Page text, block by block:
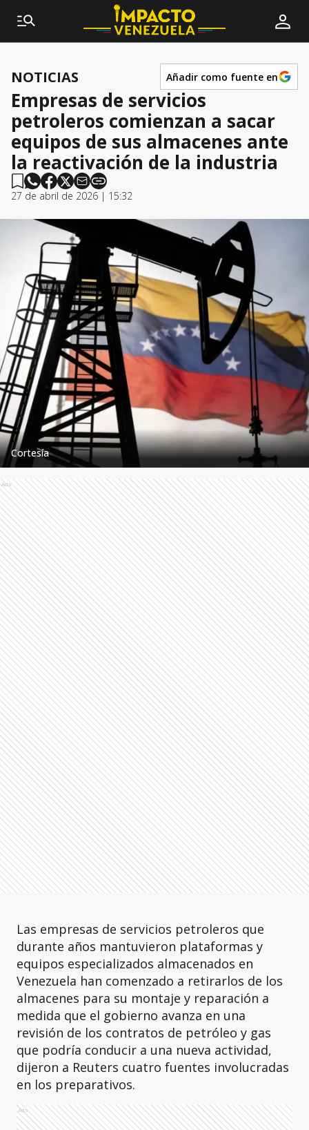
NOTICIAS Añadir como fuente en
Empresas de servicios
petroleros comienzan a sacar
equipos de sus almacenes ante
la reactivación de la industria
27 de abril de 2026 | 15:32
Cortesía
Ads
Las empresas de servicios petroleros que
durante años mantuvieron plataformas y
equipos especializados almacenados en
Venezuela han comenzado a retirarlos de los
almacenes para su montaje y reparación a
medida que el gobierno avanza en una
revisión de los contratos de petróleo y gas
que podría conducir a una nueva actividad,
dijeron a Reuters cuatro fuentes involucradas
en los preparativos.
Ads